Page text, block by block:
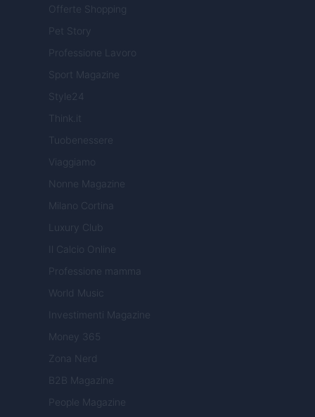
Offerte Shopping
Pet Story
Professione Lavoro
Sport Magazine
Style24
Think.it
Tuobenessere
Viaggiamo
Nonne Magazine
Milano Cortina
Luxury Club
Il Calcio Online
Professione mamma
World Music
Investimenti Magazine
Money 365
Zona Nerd
B2B Magazine
People Magazine